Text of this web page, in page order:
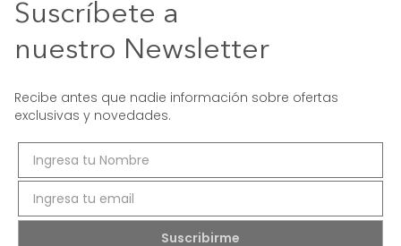
Suscríbete a
nuestro Newsletter
Recibe antes que nadie información sobre ofertas
exclusivas y novedades.